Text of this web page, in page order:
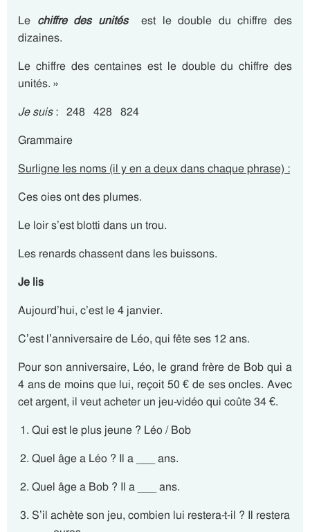
Le chiffre des unitésest le double du chiffre des
dizaines.
Le chiffre des centaines est le double du chiffre des
unités. »
Je suis: 248 428 824
Grammaire
Surligne les noms (il y en a deux dans chaque phrase) :
Ces oies ont des plumes.
Le loir s’est blotti dans un trou.
Les renards chassent dans les buissons.
Je lis
Aujourd’hui, c’est le 4 janvier.
C’est l’anniversaire de Léo, qui fête ses 12 ans.
Pour son anniversaire, Léo, le grand frère de Bob qui a
4 ans de moins que lui, reçoit 50 € de ses oncles. Avec
cet argent, il veut acheter un jeu-vidéo qui coûte 34 €.
Qui est le plus jeune ? Léo / Bob
Quel âge a Léo ? Il a ___ ans.
Quel âge a Bob ? Il a ___ ans.
S’il achète son jeu, combien lui restera-t-il ? Il restera